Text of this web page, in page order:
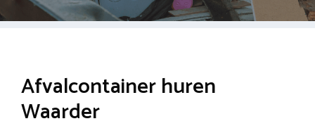
Afvalcontainer huren
Waarder